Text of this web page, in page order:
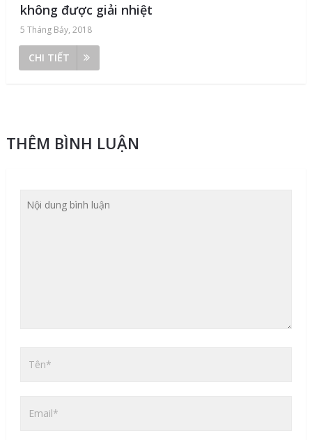
không được giải nhiệt
5 Tháng Bảy, 2018
CHI TIẾT
THÊM BÌNH LUẬN